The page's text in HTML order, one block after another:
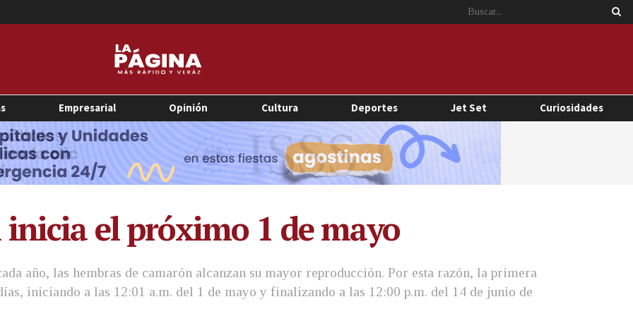
Empresarial Opinión Cultura Deportes Jet Set Curiosidades
inicia el próximo 1 de mayo
año, las hembras de camarón alcanzan su mayor reproducción. Por esta razón, la primera
iniciando a las 12:01 a.m. del 1 de mayo y finalizando a las 12:00 p.m. del 14 de junio de